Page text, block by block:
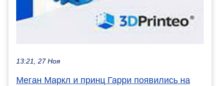
13:21, 27 Ноя
Меган Маркл и принц Гарри появились на